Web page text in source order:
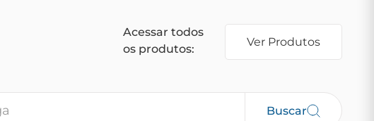
Acessar todos
os produtos:
Ver Produtos
Buscar